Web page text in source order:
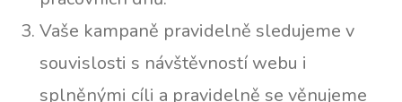
Vaše kampaně pravidelně sledujeme v
souvislosti s návštěvností webu i
splněnými cíli a pravidelně se věnujeme